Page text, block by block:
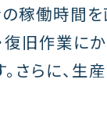
稼働時間
復旧作業
。さらに、